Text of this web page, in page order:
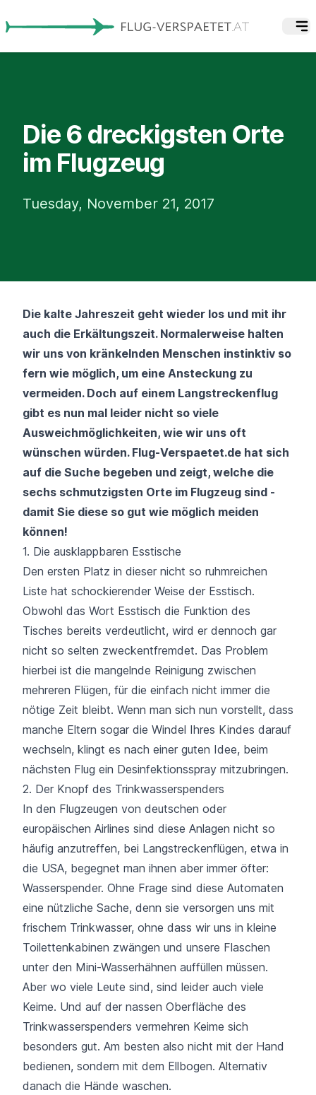
Die 6 dreckigsten Orte
im Flugzeug
Tuesday, November 21, 2017
Die kalte Jahreszeit geht wieder los und mit ihr
auch die Erkältungszeit. Normalerweise halten
wir uns von kränkelnden Menschen instinktiv so
fern wie möglich, um eine Ansteckung zu
vermeiden. Doch auf einem Langstreckenflug
gibt es nun mal leider nicht so viele
Ausweichmöglichkeiten, wie wir uns oft
wünschen würden. Flug-Verspaetet.de hat sich
auf die Suche begeben und zeigt, welche die
sechs schmutzigsten Orte im Flugzeug sind -
damit Sie diese so gut wie möglich meiden
können!
1. Die ausklappbaren Esstische
Den ersten Platz in dieser nicht so ruhmreichen
Liste hat schockierender Weise der Esstisch.
Obwohl das Wort Esstisch die Funktion des
Tisches bereits verdeutlicht, wird er dennoch gar
nicht so selten zweckentfremdet. Das Problem
hierbei ist die mangelnde Reinigung zwischen
mehreren Flügen, für die einfach nicht immer die
nötige Zeit bleibt. Wenn man sich nun vorstellt, dass
manche Eltern sogar die Windel Ihres Kindes darauf
wechseln, klingt es nach einer guten Idee, beim
nächsten Flug ein Desinfektionsspray mitzubringen.
2. Der Knopf des Trinkwasserspenders
In den Flugzeugen von deutschen oder
europäischen Airlines sind diese Anlagen nicht so
häufig anzutreffen, bei Langstreckenflügen, etwa in
die USA, begegnet man ihnen aber immer öfter:
Wasserspender. Ohne Frage sind diese Automaten
eine nützliche Sache, denn sie versorgen uns mit
frischem Trinkwasser, ohne dass wir uns in kleine
Toilettenkabinen zwängen und unsere Flaschen
unter den Mini-Wasserhähnen auffüllen müssen.
Aber wo viele Leute sind, sind leider auch viele
Keime. Und auf der nassen Oberfläche des
Trinkwasserspenders vermehren Keime sich
besonders gut. Am besten also nicht mit der Hand
bedienen, sondern mit dem Ellbogen. Alternativ
danach die Hände waschen.